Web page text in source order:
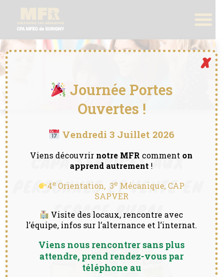
CAPA SERVICES AUX
PERSONNES ET VENTE EN
ESPACE RURAL
Journée Portes
Ouvertes !
Vendredi 3 Juillet 2026
Viens découvrir notre MFR comment on
apprend autrement !
4e Orientation, 3e Mécanique, CAP
SAPVER
Visite des locaux, rencontre avec
l’équipe, infos sur l’alternance et l’internat.
Viens nous rencontrer sans plus
attendre, prend rendez-vous par
téléphone au
x